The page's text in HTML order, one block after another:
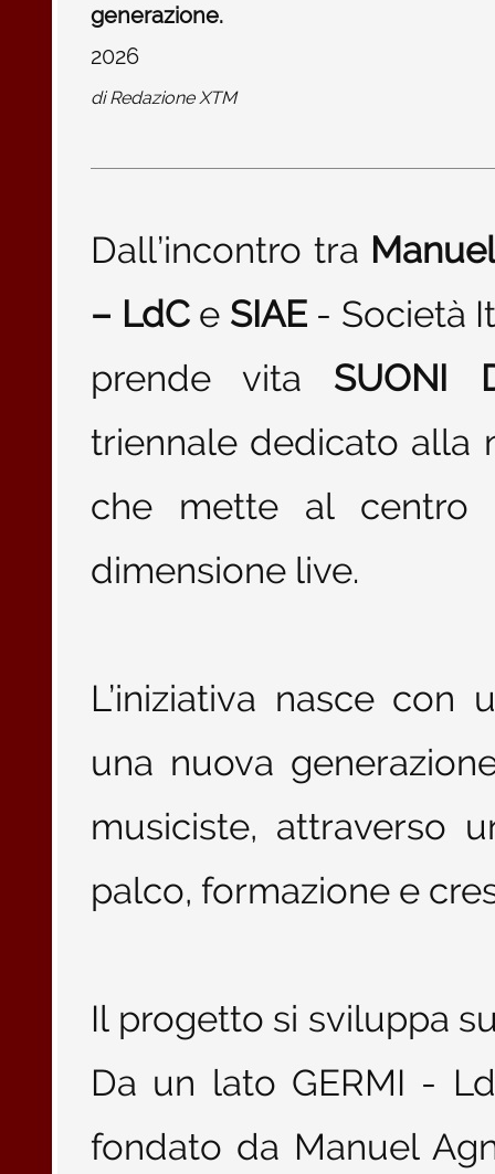
generazione.
2026
diRedazione XTM
Dall’incontro tra
– LdCe SIAE- Società
prende vita SUONI
triennale dedicato alla
che mette al centro
dimensione live.
L’iniziativa nasce con
una nuova
musiciste, attraverso
palco, formazione e
Il progetto si sviluppa
Da un lato GERMI -
fondato da Manuel